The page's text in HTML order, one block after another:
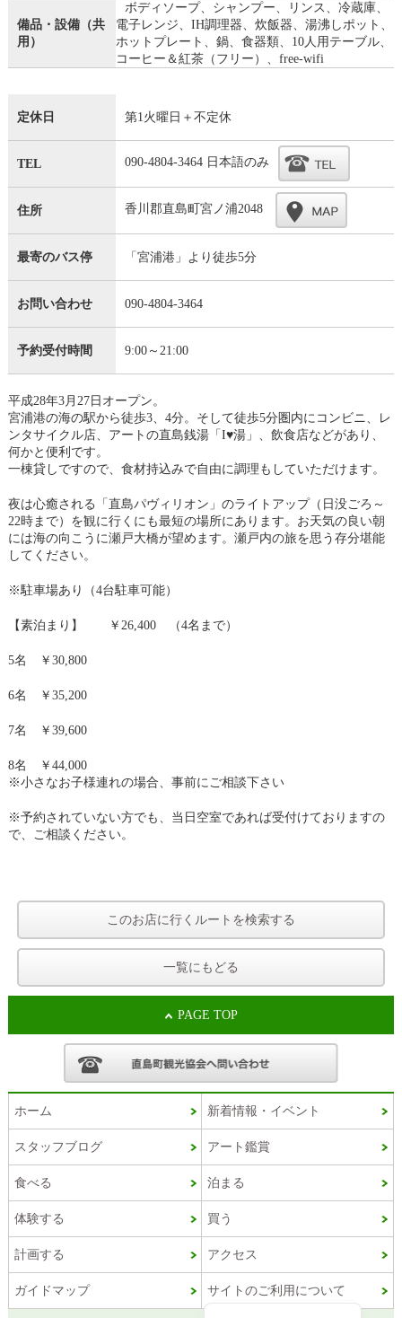
備品・設備（共
用）
ボディソープ、シャンプー、リンス、冷蔵庫、
電子レンジ、IH調理器、炊飯器、湯沸しポット、
ホットプレート、鍋、食器類、10人用テーブル、
コーヒー＆紅茶（フリー）、free-wifi
定休日 第1火曜日＋不定休
TEL 090-4804-3464 日本語のみ
住所 香川郡直島町宮ノ浦2048
最寄のバス停 「宮浦港」より徒歩5分
お問い合わせ 090-4804-3464
予約受付時間 9:00～21:00
平成28年3月27日オープン。
宮浦港の海の駅から徒歩3、4分。そして徒歩5分圏内にコンビニ、レ
ンタサイクル店、アートの直島銭湯「I♥湯」、飲食店などがあり、
何かと便利です。
一棟貸しですので、食材持込みで自由に調理もしていただけます。
夜は心癒される「直島パヴィリオン」のライトアップ（日没ごろ～
22時まで）を観に行くにも最短の場所にあります。お天気の良い朝
には海の向こうに瀬戸大橋が望めます。瀬戸内の旅を思う存分堪能
してください。
※駐車場あり（4台駐車可能）
【素泊まり】 ￥26,400 （4名まで）
5名 ￥30,800
6名 ￥35,200
7名 ￥39,600
8名 ￥44,000
※小さなお子様連れの場合、事前にご相談下さい
※予約されていない方でも、当日空室であれば受付けておりますの
で、ご相談ください。
このお店に行くルートを検索する
一覧にもどる
PAGE TOP
ホーム 新着情報・イベント
スタッフブログ アート鑑賞
食べる 泊まる
体験する 買う
計画する アクセス
ガイドマップ サイトのご利用について
English
Chinese (Taiwan)
Korean